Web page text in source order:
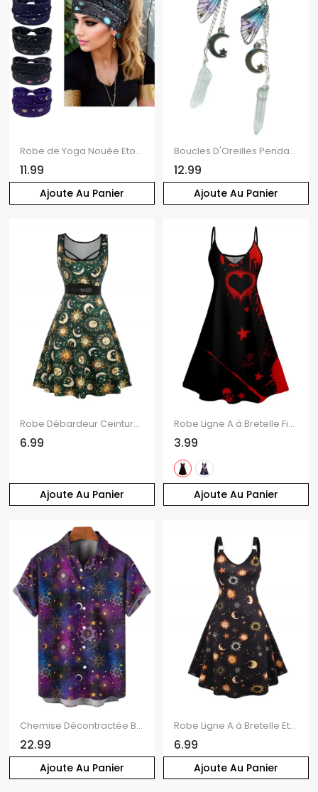
Ajoute Au Panier
Robe de Yoga Nouée Etoile Galaxie Design en Coton 5 Pièces
11.99
Ajoute Au Panier
Boucles D'Oreilles Pendantes Motif Chaîne Lune Etoile Papillon et Ailes
12.99
Ajoute Au Panier
Robe Débardeur Ceinture Bouclée Etoile Lune et Soleil Imprimés Partout sans Manches à Col Carré
6.99
Ajoute Au Panier
Robe Ligne A à Bretelle Fine Motif de Cœur et D'Etoile à Taille Haute sans Manches
3.99
Ajoute Au Panier
Chemise Décontractée Boutonnée Etoile Lune Soleil Galaxie Imprimés à Manches Courtes
22.99
Ajoute Au Panier
Robe Ligne A à Bretelle Etoile Lune Soleil Galaxie Imprimés sans Manches
6.99